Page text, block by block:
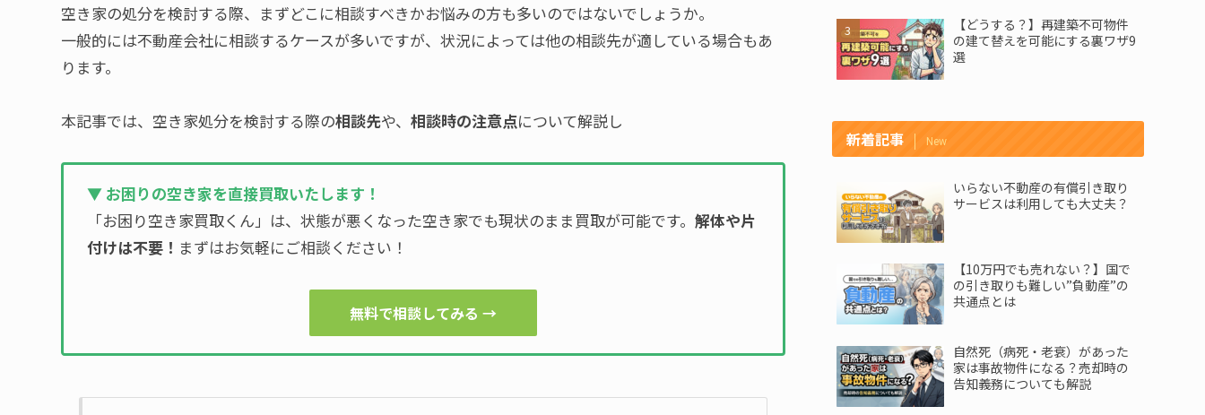
空き家の処分を検討する際、まずどこに相談すべきかお悩みの方も多いのではないでしょうか。
一般的には不動産会社に相談するケースが多いですが、状況によっては他の相談先が適している場合もあ
ります。
本記事では、空き家処分を検討する際の相談先や、相談時の注意点について解説し
▼ お困りの空き家を直接買取いたします！
「お困り空き家買取くん」は、状態が悪くなった空き家でも現状のまま買取が可能です。 解体や片
付けは不要！ まずはお気軽にご相談ください！
無料で相談してみる →
【どうする？】再建築不可物件
の建て替えを可能にする裏ワザ9
選
新着記事 New
いらない不動産の有償引き取り
サービスは利用しても大丈夫？
【10万円でも売れない？】国で
の引き取りも難しい”負動産”の
共通点とは
自然死（病死・老衰）があった
家は事故物件になる？売却時の
告知義務についても解説